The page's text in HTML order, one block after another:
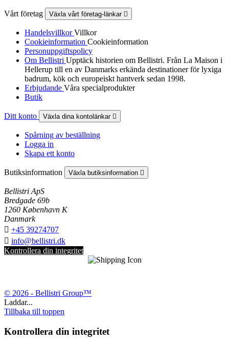
Vårt företag Växla vårt företag-länkar 
HandelsvillkorVillkor
Cookieinformation Cookieinformation
Personuppgiftspolicy
Om Bellistri Upptäck historien om Bellistri. Från La Maison i
Hellerup till en av Danmarks erkända destinationer för lyxiga
badrum, kök och europeiskt hantverk sedan 1998.
Erbjudande Våra specialprodukter
Butik
Ditt konto Växla dina kontolänkar 
Spårning av beställning
Logga in
Skapa ett konto
Butiksinformation Växla butiksinformation 
Bellistri ApS
Bredgade 69b
1260 København K
Danmark
 +45 39274707
 info@bellistri.dk
Kontrollera din integritet
© 2026 - Bellistri Group™
Laddar...
Tillbaka till toppen
Kontrollera din integritet